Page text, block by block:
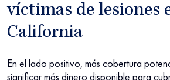
víctimas de lesiones
California
En el lado positivo, más cobertura
significar más dinero disponible para